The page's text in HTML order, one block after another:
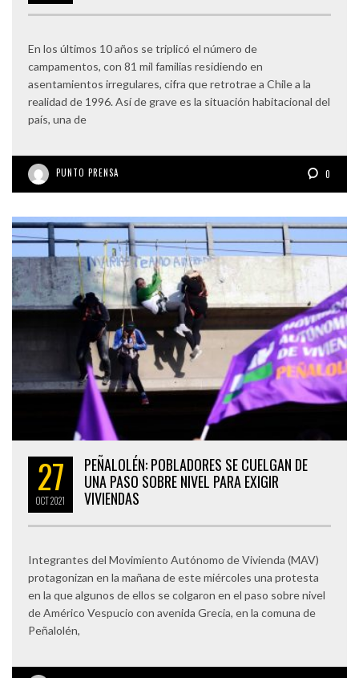
En los últimos 10 años se triplicó el número de
campamentos, con 81 mil familias residiendo en
asentamientos irregulares, cifra que retrotrae a Chile a la
realidad de 1996. Así de grave es la situación habitacional del
país, una de
PUNTO PRENSA 0
27
OCT2021
PEÑALOLÉN: POBLADORES SE CUELGAN DE
UNA PASO SOBRE NIVEL PARA EXIGIR
VIVIENDAS
Integrantes del Movimiento Autónomo de Vivienda (MAV)
protagonizan en la mañana de este miércoles una protesta
en la que algunos de ellos se colgaron en el paso sobre nivel
de Américo Vespucio con avenida Grecia, en la comuna de
Peñalolén,